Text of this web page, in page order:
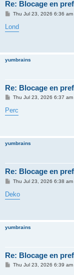
Re: Blocage en
P
s
t
Thu Jul 23, 2026 6:36 am
Lond
yumbrains
Re: Blocage en
P
s
t
Thu Jul 23, 2026 6:37 am
Perc
yumbrains
Re: Blocage en
P
s
t
Thu Jul 23, 2026 6:38 am
Deko
yumbrains
Re: Blocage en
PThu Jul 23, 2026 6:39 am